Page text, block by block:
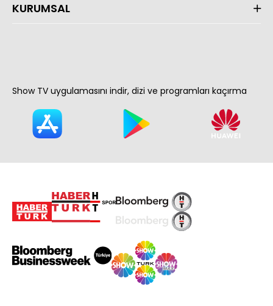
KURUMSAL
Show TV uygulamasını indir, dizi ve programları kaçırma